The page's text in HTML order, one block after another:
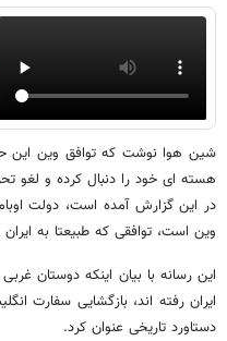
شین هوا نوشت که توافق وین این
هسته ای خود را دنبال کرده و لغو
در این گزارش آمده است، دولت
وین است، توافقی که طبیعتا به
این رسانه با بیان اینکه دوستان
ایران رفته اند، بازگشایی سفارت
دستاورد تاریخی عنوان کرد.